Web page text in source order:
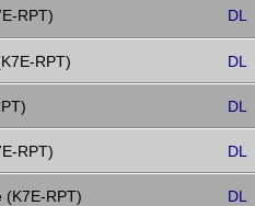
RPT) DL
RPT) DL
DL
RPT) DL
(K7E-RPT) DL